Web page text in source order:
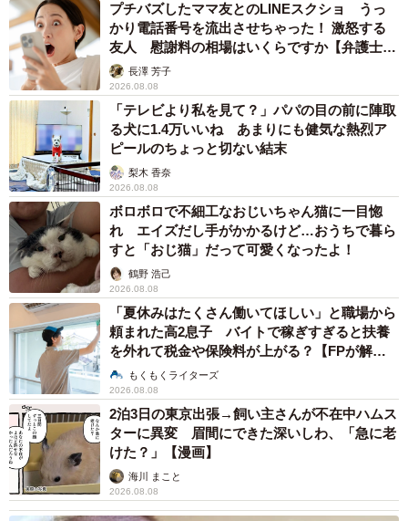
プチバズしたママ友とのLINEスクショ うっ
かり電話番号を流出させちゃった！ 激怒する
友人 慰謝料の相場はいくらですか【弁護士が
解説】長澤 芳子
2026.08.08
「テレビより私を見て？」パパの目の前に陣取
る犬に1.4万いいね あまりにも健気な熱烈ア
ピールのちょっと切ない結末
梨木 香奈
2026.08.08
ボロボロで不細工なおじいちゃん猫に一目惚
れ エイズだし手がかかるけど…おうちで暮ら
すと「おじ猫」だって可愛くなったよ！
鶴野 浩己
2026.08.08
「夏休みはたくさん働いてほしい」と職場から
頼まれた高2息子 バイトで稼ぎすぎると扶養
を外れて税金や保険料が上がる？【FPが解
説】もくもくライターズ
2026.08.08
2泊3日の東京出張→飼い主さんが不在中ハムス
ターに異変 眉間にできた深いしわ、「急に老
けた？」【漫画】
海川 まこと
2026.08.08